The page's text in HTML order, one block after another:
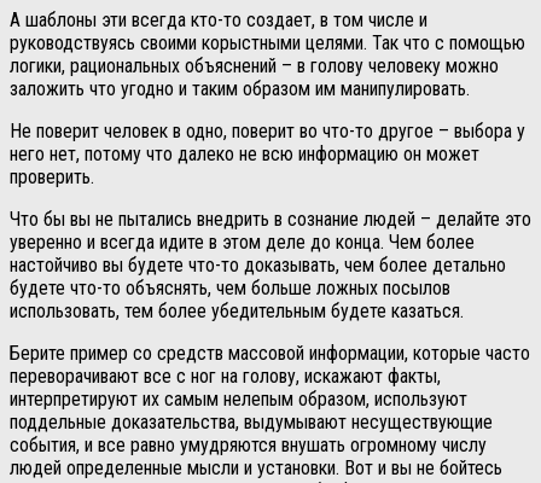
А шаблоны эти всегда кто-то создает, в том числе и
руководствуясь своими корыстными целями. Так что с помощью
логики, рациональных объяснений – в голову человеку можно
заложить что угодно и таким образом им манипулировать.
Не поверит человек в одно, поверит во что-то другое – выбора у
него нет, потому что далеко не всю информацию он может
проверить.
Что бы вы не пытались внедрить в сознание людей – делайте это
уверенно и всегда идите в этом деле до конца. Чем более
настойчиво вы будете что-то доказывать, чем более детально
будете что-то объяснять, чем больше ложных посылов
использовать, тем более убедительным будете казаться.
Берите пример со средств массовой информации, которые часто
переворачивают все с ног на голову, искажают факты,
интерпретируют их самым нелепым образом, используют
поддельные доказательства, выдумывают несуществующие
события, и все равно умудряются внушать огромному числу
людей определенные мысли и установки. Вот и вы не бойтесь